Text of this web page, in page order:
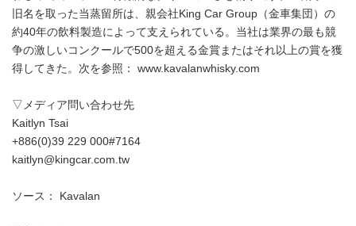
旧名を取った当蒸留所は、親会社King Car Group（金車集団）の
約40年の飲料製造によって支えられている。当社は業界の最も競
争の激しいコンクールで500を超える金賞またはそれ以上の賞を獲
得してきた。次を参照： www.kavalanwhisky.com
▽メディア問い合わせ先
Kaitlyn Tsai
+886(0)39 229 000#7164
kaitlyn@kingcar.com.tw
ソース： Kavalan